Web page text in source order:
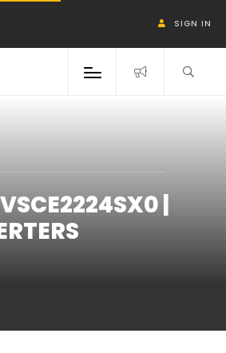
SIGN IN
|